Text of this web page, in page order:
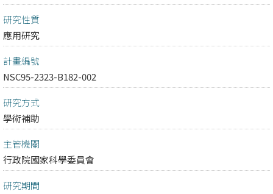
研究性質
應用研究
計畫編號
NSC95-2323-B182-002
研究方式
學術補助
主管機關
行政院國家科學委員會
研究期間